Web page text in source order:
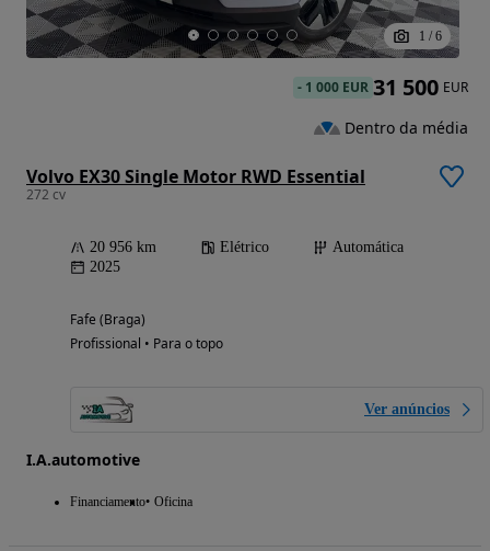
1 / 6
Volvo EX30 Single Motor RWD Essential
272 cv
20 956 km Elétrico
Automática
2025
Fafe (Braga)
Profissional • Para o topo
Ver anúncios
I.A.automotive
Financiamento Oficina
- 1 000 EUR 31 500 EUR
Dentro da média